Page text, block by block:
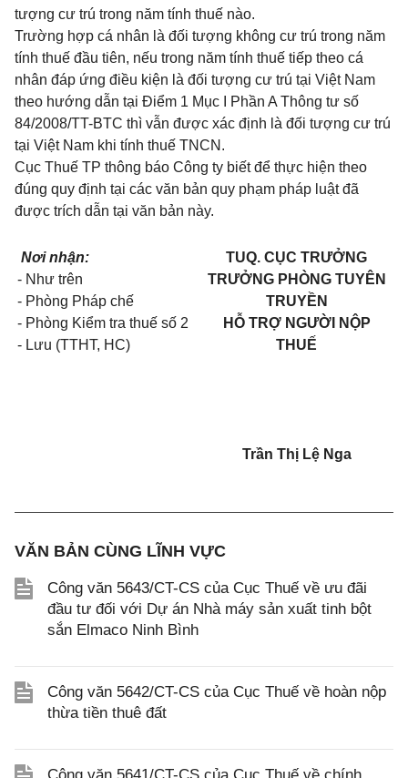
tượng cư trú trong năm tính thuế nào.
Trường hợp cá nhân là đối tượng không cư trú trong năm
tính thuế đầu tiên, nếu trong năm tính thuế tiếp theo cá
nhân đáp ứng điều kiện là đối tượng cư trú tại Việt Nam
theo hướng dẫn tại Điểm 1 Mục I Phần A Thông tư số
84/2008/TT-BTC thì vẫn được xác định là đối tượng cư trú
tại Việt Nam khi tính thuế TNCN.
Cục Thuế TP thông báo Công ty biết để thực hiện theo
đúng quy định tại các văn bản quy phạm pháp luật đã
được trích dẫn tại văn bản này.
Nơi nhận:
- Như trên
- Phòng Pháp chế
- Phòng Kiểm tra thuế số 2
- Lưu (TTHT, HC)
TUQ. CỤC TRƯỞNG
TRƯỞNG PHÒNG TUYÊN
TRUYỀN
HỖ TRỢ NGƯỜI NỘP
THUẾ
Trần Thị Lệ Nga
VĂN BẢN CÙNG LĨNH VỰC
Công văn 5643/CT-CS của Cục Thuế về ưu đãi
đầu tư đối với Dự án Nhà máy sản xuất tinh bột
sắn Elmaco Ninh Bình
Công văn 5642/CT-CS của Cục Thuế về hoàn nộp
thừa tiền thuê đất